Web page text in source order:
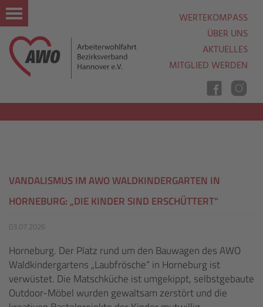
WERTEKOMPASS
ÜBER UNS
AKTUELLES
MITGLIED WERDEN
VANDALISMUS IM AWO WALDKINDERGARTEN IN
HORNEBURG: „DIE KINDER SIND ERSCHÜTTERT“
03.07.2026
Horneburg. Der Platz rund um den Bauwagen des AWO
Waldkindergartens „Laubfrösche“ in Horneburg ist
verwüstet. Die Matschküche ist umgekippt, selbstgebaute
Outdoor-Möbel wurden gewaltsam zerstört und die